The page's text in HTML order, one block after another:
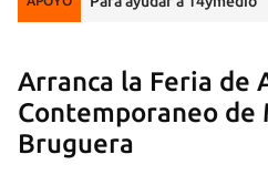
Arranca la Feria de
Contemporaneo de
Bruguera